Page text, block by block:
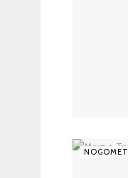
NOGOMET